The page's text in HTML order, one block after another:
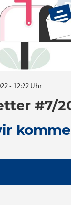
- 12:22 Uhr
#7/